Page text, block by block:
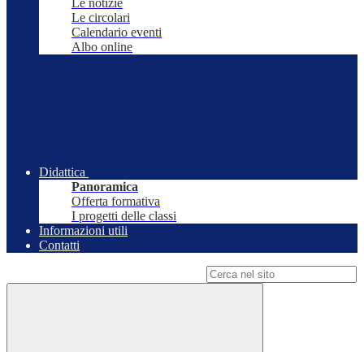
Le notizie
Le circolari
Calendario eventi
Albo online
Didattica
Panoramica
Offerta formativa
I progetti delle classi
Informazioni utili
Contatti